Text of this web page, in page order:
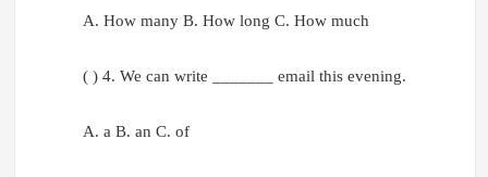
A. How many B. How long C. How much
( ) 4. We can write _______ email this evening.
A. a B. an C. of